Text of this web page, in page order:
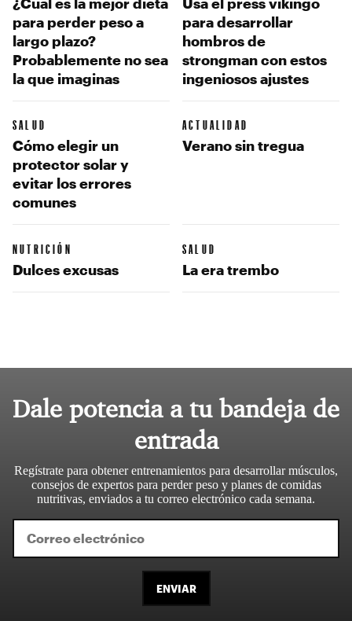
para perder peso a
largo plazo?
Probablemente no sea
la que imaginas
para desarrollar
hombros de
strongman con estos
ingeniosos ajustes
SALUD
Cómo elegir un
protector solar y
evitar los errores
comunes
ACTUALIDAD
Verano sin tregua
NUTRICIÓN
Dulces excusas
SALUD
La era trembo
Dale potencia a tu bandeja de
entrada
Regístrate para obtener entrenamientos para desarrollar músculos,
consejos de expertos para perder peso y planes de comidas
nutritivas, enviados a tu correo electrónico cada semana.
ENVIAR